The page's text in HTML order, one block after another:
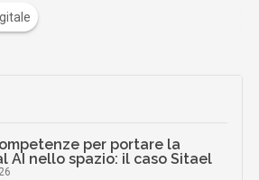
per portare la
AI nello spazio: il caso Sitael